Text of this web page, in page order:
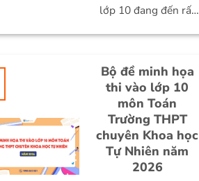
lớp 10 đang đến rất
Bộ đề minh họa
thi vào lớp 10
môn Toán
Trường THPT
chuyên Khoa học
Tự Nhiên năm
2026